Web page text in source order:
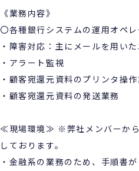
《業務内容》
〇各種銀行システムの運用オペ
・障害対応：主にメールを用い
・アラート監視
・顧客宛還元資料のプリンタ操
・顧客宛還元資料の発送業務
≪現場環境≫ ※弊社メンバーから
しております。
・金融系の業務のため、手順書